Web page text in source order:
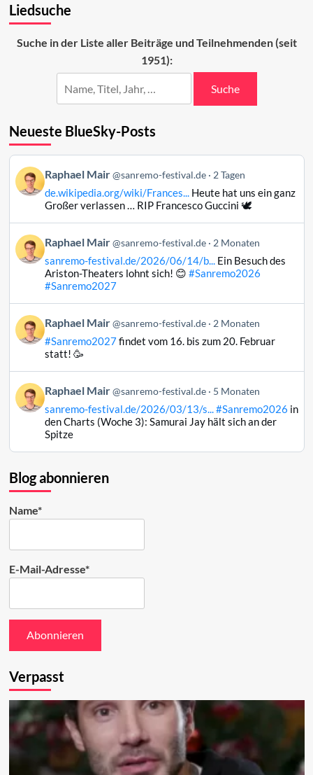
Liedsuche
Suche in der Liste aller Beiträge und Teilnehmenden (seit
1951):
Suche
Neueste BlueSky-Posts
Beitrag
von
Raphael
Bluesky
ansehen
Raphael Mair @sanremo-festival.de 2 Tagen
de.wikipedia.org/wiki/Frances...Heute hat uns ein ganz
Großer verlassen … RIP Francesco Guccini 🕊️
Beitrag
von
Raphael
ansehen
Raphael Mair @sanremo-festival.de 2 Monaten
sanremo-festival.de/2026/06/14/b...Ein Besuch des
Ariston-Theaters lohnt sich! 😊 #Sanremo2026
#Sanremo2027
Beitrag
von
Raphael
Bluesky
ansehen
Raphael Mair @sanremo-festival.de 2 Monaten
#Sanremo2027findet vom 16. bis zum 20. Februar
statt! 🥳
Beitrag
von
Raphael
ansehen
Raphael Mair @sanremo-festival.de 5 Monaten
sanremo-festival.de/2026/03/13/s...#Sanremo2026 in
den Charts (Woche 3): Samurai Jay hält sich an der
Spitze
Blog abonnieren
Name*
E-Mail-Adresse*
Verpasst